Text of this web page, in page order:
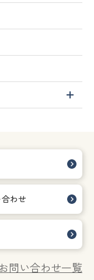
わせ
お問い合わせ一覧